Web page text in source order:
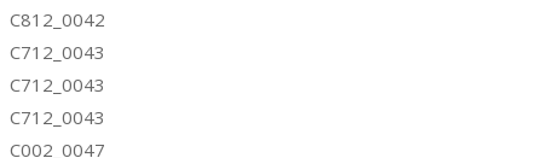
C812_0042
C712_0043
C712_0043
C712_0043
C002_0047